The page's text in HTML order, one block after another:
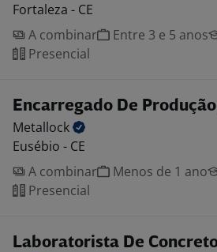
Fortaleza - CE
A combinar
Entre 3 e 5 anos
Presencial
Encarregado De Produção
Metallock
Eusébio - CE
A combinar
Menos de 1 ano
Presencial
Laboratorista De